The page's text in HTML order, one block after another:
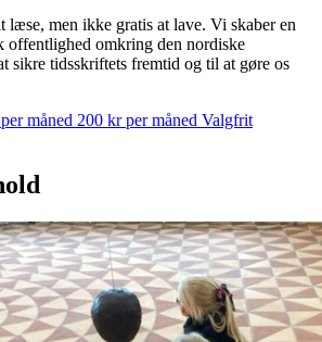
læse, men ikke gratis at lave. Vi skaber en
offentlighed omkring den nordiske
sikre tidsskriftets fremtid og til at gøre os
måned 200 kr per måned Valgfrit